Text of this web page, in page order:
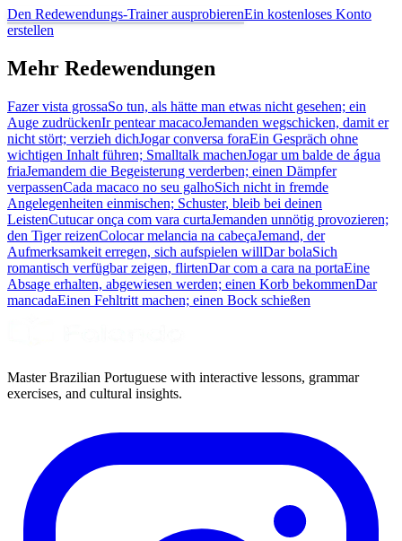
Den Redewendungs-Trainer ausprobierenEin kostenloses Konto
erstellen
Mehr Redewendungen
Fazer vista grossaSo tun, als hätte man etwas nicht gesehen; ein
Auge zudrückenIr pentear macacoJemanden wegschicken, damit er
nicht stört; verzieh dichJogar conversa foraEin Gespräch ohne
wichtigen Inhalt führen; Smalltalk machenJogar um balde de água
friaJemandem die Begeisterung verderben; einen Dämpfer
verpassenCada macaco no seu galhoSich nicht in fremde
Angelegenheiten einmischen; Schuster, bleib bei deinen
LeistenCutucar onça com vara curtaJemanden unnötig provozieren;
den Tiger reizenColocar melancia na cabeçaJemand, der
Aufmerksamkeit erregen, sich aufspielen willDar bolaSich
romantisch verfügbar zeigen, flirtenDar com a cara na portaEine
Absage erhalten, abgewiesen werden; einen Korb bekommenDar
mancadaEinen Fehltritt machen; einen Bock schießen
Master Brazilian Portuguese with interactive lessons, grammar
exercises, and cultural insights.